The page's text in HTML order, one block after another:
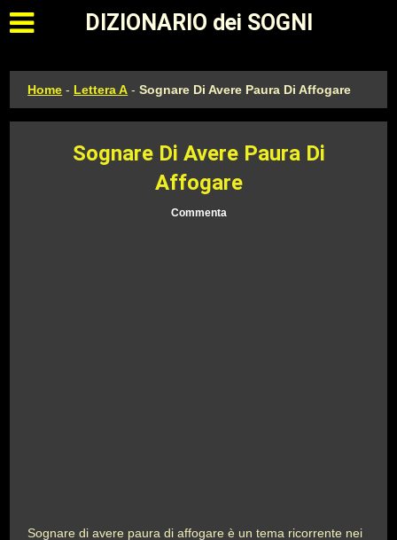
Apri il menu principale
DIZIONARIO dei SOGNI
Home - Lettera A -Sognare Di Avere Paura Di Affogare
Sognare Di Avere Paura Di
Affogare
Commenta
Sognare di avere paura di affogare è un tema ricorrente nei